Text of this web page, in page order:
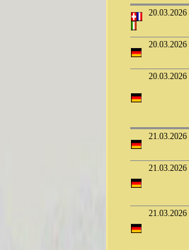
20.03.2026
20.03.2026
20.03.2026
21.03.2026
21.03.2026
21.03.2026